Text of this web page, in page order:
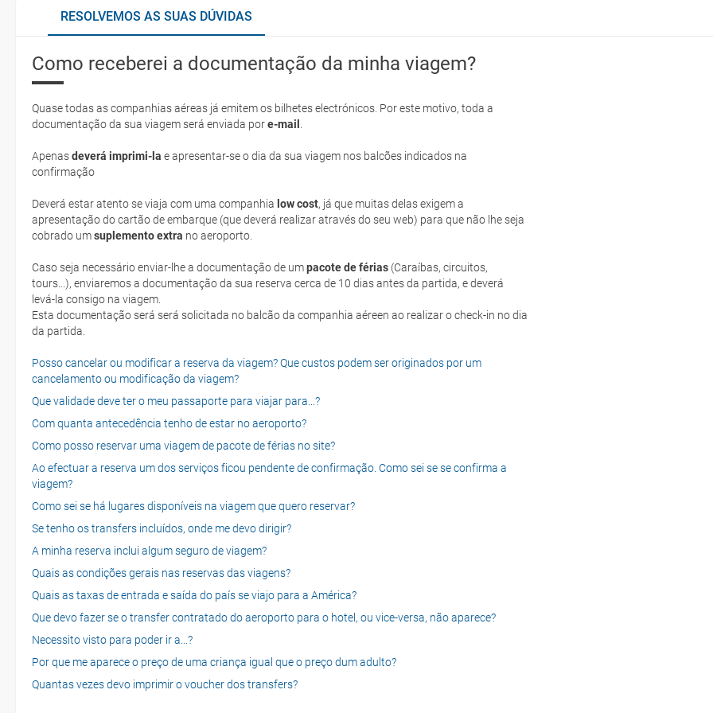
RESOLVEMOS AS SUAS DÚVIDAS
Como receberei a documentação da minha viagem?
Quase todas as companhias aéreas já emitem os bilhetes electrónicos. Por este motivo, toda a
documentação da sua viagem será enviada pore-mail
Apenasdeverá imprimi-la e apresentar-se o dia da sua viagem nos balcões indicados na
confirmação
Deverá estar atento se viaja com uma companhia low cost, já que muitas delas exigem a
apresentação do cartão de embarque (que deverá realizar através do seu web) para que não lhe seja
cobrado umsuplemento extra no aeroporto.
Caso seja necessário enviar-lhe a documentação de umpacote de férias (Caraíbas, circuitos,
tours...), enviaremos a documentação da sua reserva cerca de 10 dias antes da partida, e deverá
levá-la consigo na viagem.
Esta documentação será será solicitada no balcão da companhia aéreen ao realizar o check-in no dia
da partida.
Posso cancelar ou modificar a reserva da viagem? Que custos podem ser originados por um
cancelamento ou modificação da viagem?
Que validade deve ter o meu passaporte para viajar para...?
Com quanta antecedência tenho de estar no aeroporto?
Como posso reservar uma viagem de pacote de férias no site?
Ao efectuar a reserva um dos serviços ficou pendente de confirmação. Como sei se se confirma a
viagem?
Como sei se há lugares disponíveis na viagem que quero reservar?
Se tenho os transfers incluídos, onde me devo dirigir?
A minha reserva inclui algum seguro de viagem?
Quais as condições gerais nas reservas das viagens?
Quais as taxas de entrada e saída do país se viajo para a América?
Que devo fazer se o transfer contratado do aeroporto para o hotel, ou vice-versa, não aparece?
Necessito visto para poder ir a...?
Por que me aparece o preço de uma criança igual que o preço dum adulto?
Quantas vezes devo imprimir o voucher dos transfers?